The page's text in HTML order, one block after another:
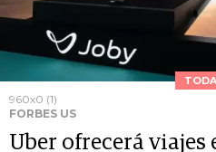
960x0 (1)
FORBES US
Uber ofrecerá